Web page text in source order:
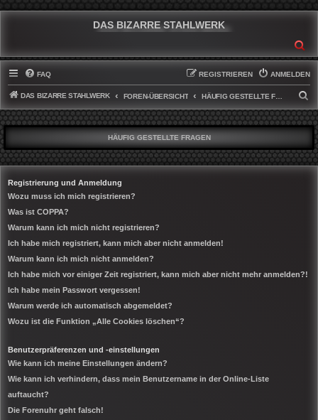
DAS BIZARRE STAHLWERK
FAQ ANMELDEN
REGISTRIEREN
DAS BIZARRE STAHLWERK FOREN-ÜBERSICHT HÄUFIG GESTELLTE FRAGEN
U
C
H
E
HÄUFIG GESTELLTE FRAGEN
Registrierung und Anmeldung
Wozu muss ich mich registrieren?
Was ist COPPA?
Warum kann ich mich nicht registrieren?
Ich habe mich registriert, kann mich aber nicht anmelden!
Warum kann ich mich nicht anmelden?
Ich habe mich vor einiger Zeit registriert, kann mich aber nicht mehr anmelden?!
Ich habe mein Passwort vergessen!
Warum werde ich automatisch abgemeldet?
Wozu ist die Funktion „Alle Cookies löschen“?
Benutzerpräferenzen und -einstellungen
Wie kann ich meine Einstellungen ändern?
Wie kann ich verhindern, dass mein Benutzername in der Online-Liste
auftaucht?
Die Forenuhr geht falsch!